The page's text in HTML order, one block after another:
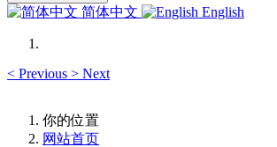
简体中文 English
< Previous > Next
你的位置
网站首页